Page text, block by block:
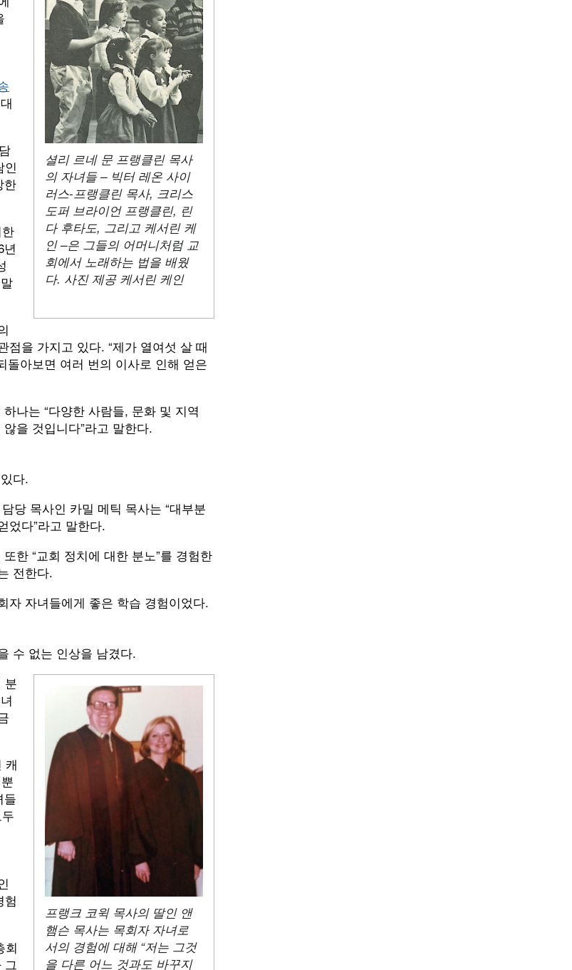
셜리 르네 문 프랭클린 목사
의 자녀들 – 빅터 레온 사이
러스-프랭클린 목사, 크리스
도퍼 브라이언 프랭클린, 린
다 후타도, 그리고 케서린 케
인 –은 그들의 어머니처럼 교
회에서 노래하는 법을 배웠
다. 사진 제공 케서린 케인
인
한
을 가지고 있다. “제가 열여섯 살 때
아보면 여러 번의 이사로 인해 얻은
나는 “다양한 사람들, 문화 및 지역
을 것입니다”라고 말한다.
다.
당 목사인 카밀 메틱 목사는 “대부분
었다”라고 말한다.
한 “교회 정치에 대한 분노”를 경험한
전한다.
자 자녀들에게 좋은 학습 경험이었다.
수 없는 인상을 남겼다.
프랭크 코윅 목사의 딸인 앤
햄슨 목사는 목회자 자녀로
서의 경험에 대해 “저는 그것
을 다른 어느 것과도 바꾸지
분
캐
들
험
회
그